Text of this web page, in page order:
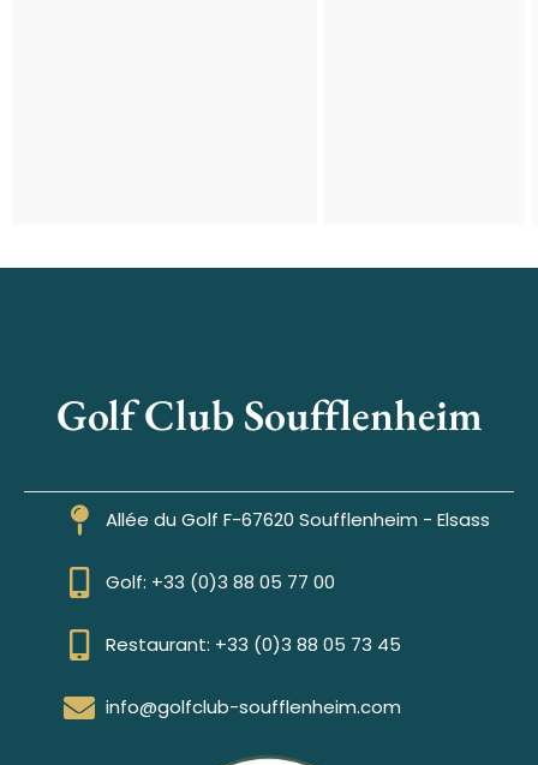
Golf Club Soufflenheim
Allée du Golf F-67620 Soufflenheim - Elsass
Golf: +33 (0)3 88 05 77 00
Restaurant: +33 (0)3 88 05 73 45
info@golfclub-soufflenheim.com